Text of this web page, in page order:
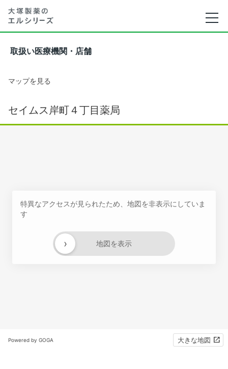
取扱い医療機関・店舗
マップを見る
セイムス岸町４丁目薬局
特異なアクセスが見られたため、地図を非表示にしていま
す
地図を表示
›
Powered by GOGA 大きな地図